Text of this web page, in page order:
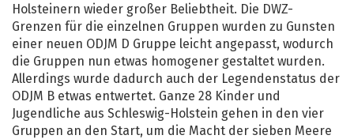
Holsteinern wieder großer Beliebtheit. Die DWZ-
Grenzen für die einzelnen Gruppen wurden zu Gunsten
einer neuen ODJM D Gruppe leicht angepasst, wodurch
die Gruppen nun etwas homogener gestaltet wurden.
Allerdings wurde dadurch auch der Legendenstatus der
ODJM B etwas entwertet. Ganze 28 Kinder und
Jugendliche aus Schleswig-Holstein gehen in den vier
Gruppen an den Start, um die Macht der sieben Meere